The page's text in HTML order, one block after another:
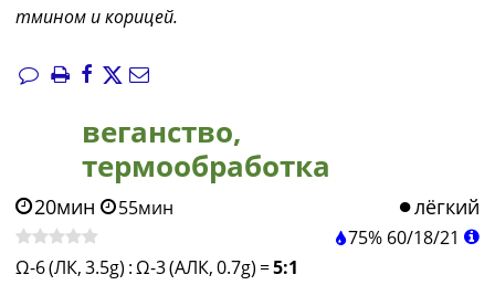
тмином и корицей.
веганство,
термообработка
20мин 55мин лёгкий
75% 60/18/21
Ω-6 (ЛК, 3.5g) :Ω-3 (АЛК, 0.7g) =5:1